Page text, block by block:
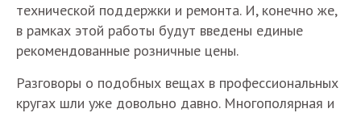
технической поддержки и ремонта. И, конечно же,
в рамках этой работы будут введены единые
рекомендованные розничные цены.
Разговоры о подобных вещах в профессиональных
кругах шли уже довольно давно. Многополярная и